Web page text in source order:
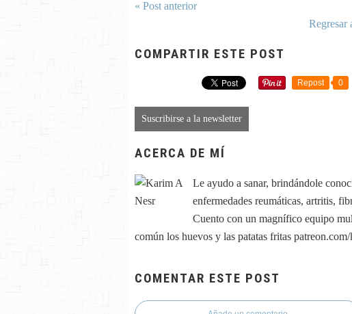
« Post anterior
Regresar
COMPARTIR ESTE POST
Repost 0
Suscribirse a la newsletter
ACERCA DE MÍ
Le ayudo a sanar, brindándole
enfermedades reumáticas, artritis,
Cuento con un magnífico equipo
común los huevos y las patatas fritas
COMENTAR ESTE POST